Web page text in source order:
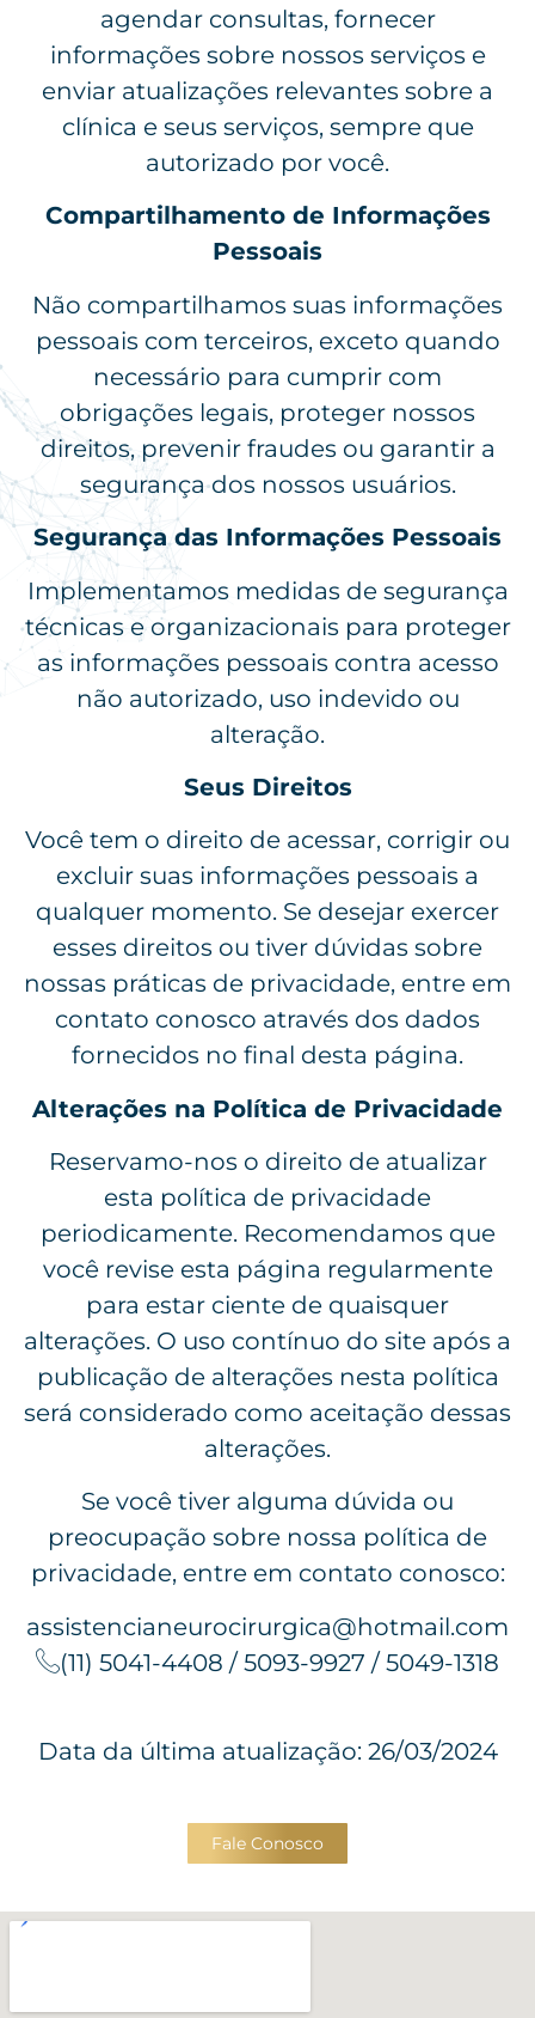
agendar consultas, fornecer
informações sobre nossos serviços e
enviar atualizações relevantes sobre a
clínica e seus serviços, sempre que
autorizado por você.
Compartilhamento de Informações
Pessoais
Não compartilhamos suas informações
pessoais com terceiros, exceto quando
necessário para cumprir com
obrigações legais, proteger nossos
direitos, prevenir fraudes ou garantir a
segurança dos nossos usuários.
Segurança das Informações Pessoais
Implementamos medidas de segurança
técnicas e organizacionais para proteger
as informações pessoais contra acesso
não autorizado, uso indevido ou
alteração.
Seus Direitos
Você tem o direito de acessar, corrigir ou
excluir suas informações pessoais a
qualquer momento. Se desejar exercer
esses direitos ou tiver dúvidas sobre
nossas práticas de privacidade, entre em
contato conosco através dos dados
fornecidos no final desta página.
Alterações na Política de Privacidade
Reservamo-nos o direito de atualizar
esta política de privacidade
periodicamente. Recomendamos que
você revise esta página regularmente
para estar ciente de quaisquer
alterações. O uso contínuo do site após a
publicação de alterações nesta política
será considerado como aceitação dessas
alterações.
Se você tiver alguma dúvida ou
preocupação sobre nossa política de
privacidade, entre em contato conosco:
assistencianeurocirurgica@hotmail.com
(11) 5041-4408 / 5093-9927 / 5049-1318
Data da última atualização: 26/03/2024
Fale Conosco